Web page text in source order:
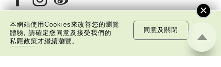
關於我們 版權告示
本網站使用Cookies來改善您的瀏覽
體驗, 請確定您同意及接受我們的
私隱政策才繼續瀏覽。
同意及關閉